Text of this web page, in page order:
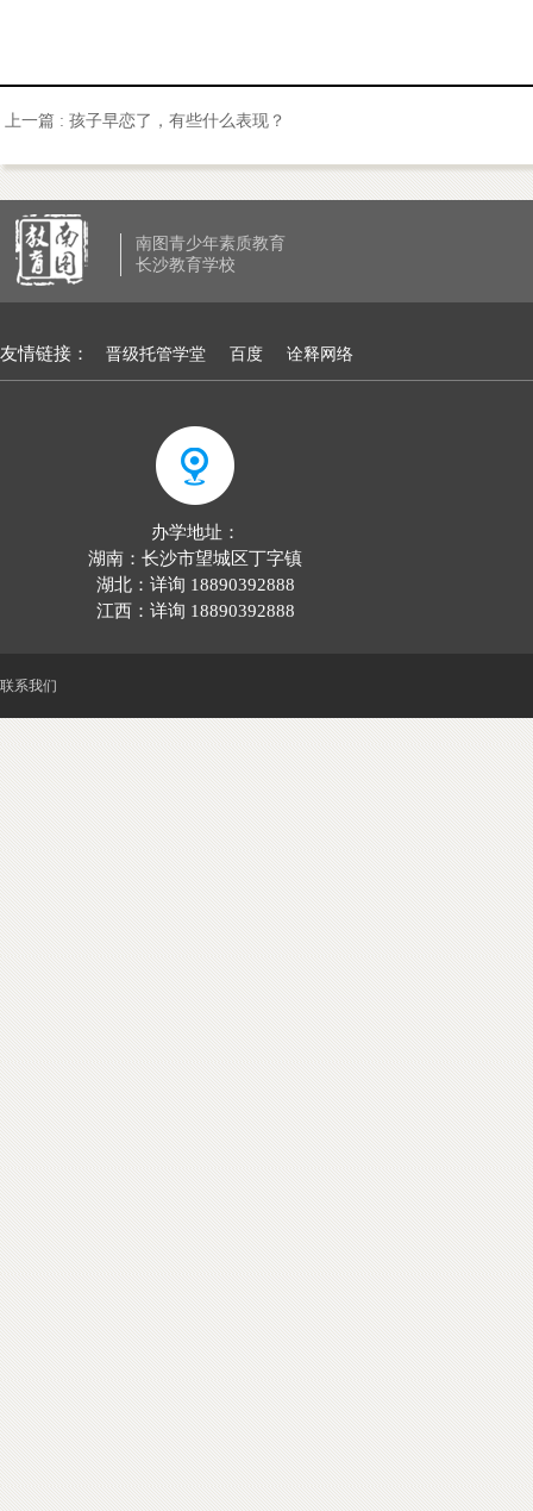
上一篇 : 孩子早恋了，有些什么表现？
南图青少年素质教育
长沙教育学校
友情链接： 晋级托管学堂 百度 诠释网络
办学地址：
湖南：长沙市望城区丁字镇
湖北：详询 18890392888
江西：详询 18890392888
联系我们